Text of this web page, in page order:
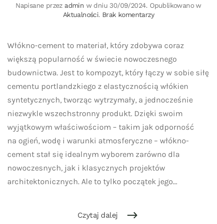
Napisane przez admin w dniu 30/09/2024. Opublikowano w
Aktualności. Brak komentarzydo
nowoczesnego
budownictwa.
Włókno-cement to materiał, który zdobywa coraz
większą popularność w świecie nowoczesnego
budownictwa. Jest to kompozyt, który łączy w sobie siłę
cementu portlandzkiego z elastycznością włókien
syntetycznych, tworząc wytrzymały, a jednocześnie
niezwykle wszechstronny produkt. Dzięki swoim
wyjątkowym właściwościom – takim jak odporność
na ogień, wodę i warunki atmosferyczne – włókno-
cement stał się idealnym wyborem zarówno dla
nowoczesnych, jak i klasycznych projektów
architektonicznych. Ale to tylko początek jego...
Czytaj dalej